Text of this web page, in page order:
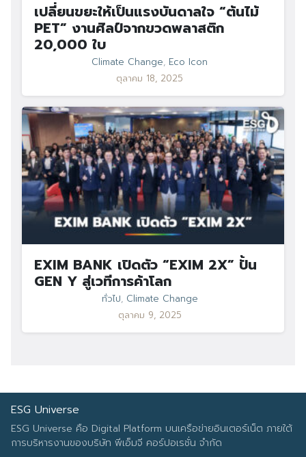
เปลี่ยนขยะให้เป็นแรงบันดาลใจ “ต้นไม้
PET” งานศิลป์จากขวดพลาสติก
20,000 ใบ
Climate Change, Eco Icon
ตุลาคม 18, 2025
EXIM BANK เปิดตัว “EXIM 2X” ปั้น
GEN Y สู่เวทีการค้าโลก
ทั่วไป, Climate Change
ตุลาคม 9, 2025
ESG Universe
ESG Universe คือ Digital Platform บนเครือข่ายอินเตอร์เน็ต ภายใต้
การบริหารงานของบริษัท พีเอ็มจี คอร์ปอเรชั่น จำกัด